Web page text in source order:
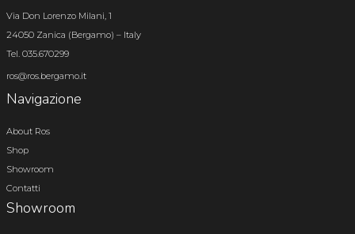
Via Don Lorenzo Milani, 1
24050 Zanica (Bergamo) – Italy
Tel. 035.670299
ros@ros.bergamo.it
Navigazione
About Ros
Shop
Showroom
Contatti
Showroom